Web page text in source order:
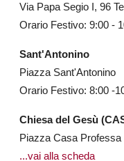
Via Papa Segio I, 96
Orario Festivo: 9:00 -
Sant'Antonino
Piazza Sant'Antonino
Orario Festivo: 8:00 -
Chiesa del Gesù
Piazza Casa Professa
...vai alla scheda